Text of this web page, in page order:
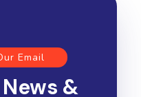
Email
&